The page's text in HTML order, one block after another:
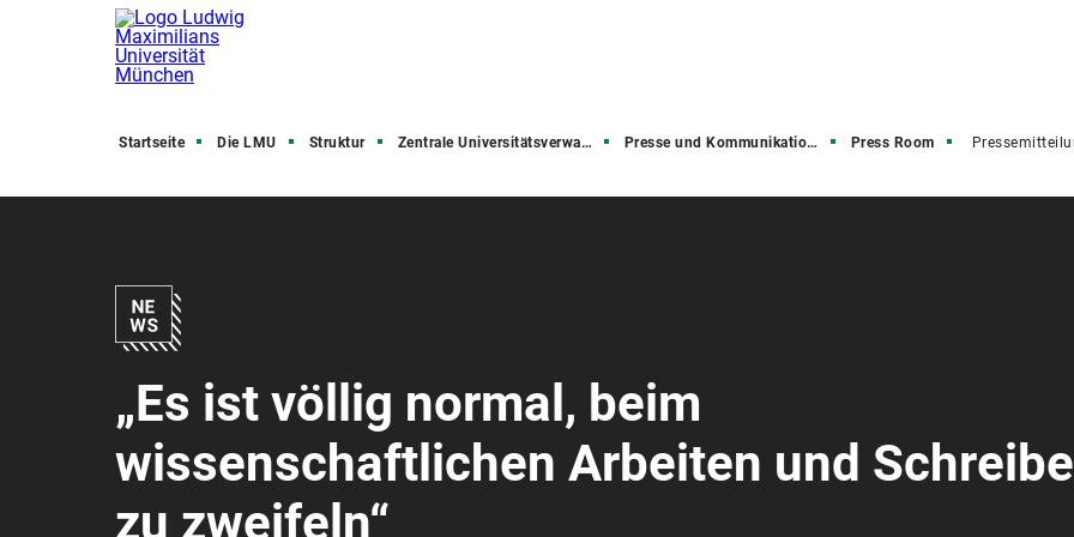
Startseite Die LMU Struktur Zentrale Universitätsverwaltung Presse und Kommunikation (PuK) Press Room
„Es ist völlig normal, beim
wissenschaftlichen Arbeiten und
zu zweifeln“